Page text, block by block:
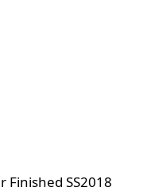
Finished SS2018